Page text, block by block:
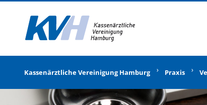
Kassenärztliche Vereinigung Hamburg Praxis